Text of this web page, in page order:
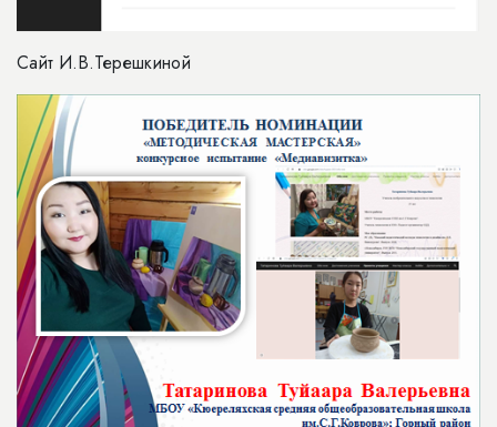
Сайт И.В.Терешкиной